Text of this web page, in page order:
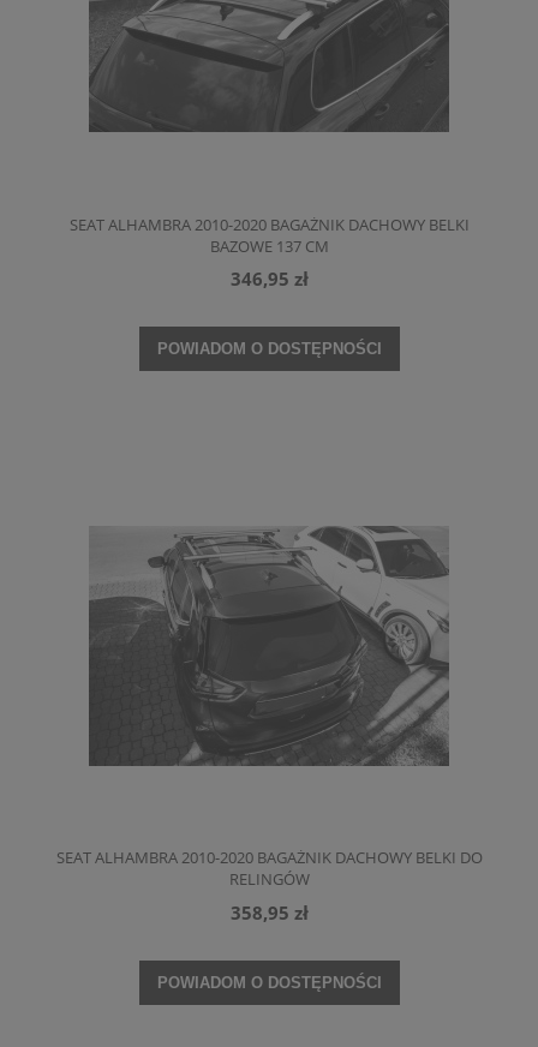
SEAT ALHAMBRA 2010-2020 BAGAŻNIK DACHOWY BELKI
BAZOWE 137 CM
346,95 zł
POWIADOM O DOSTĘPNOŚCI
SEAT ALHAMBRA 2010-2020 BAGAŻNIK DACHOWY BELKI DO
RELINGÓW
358,95 zł
POWIADOM O DOSTĘPNOŚCI